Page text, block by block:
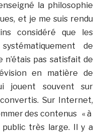
la philosophie
et je me suis rendu
considéré que les
de
n’étais pas satisfait de
en matière de
jouent souvent sur
Sur Internet,
des contenus « à
public très large. Il y a